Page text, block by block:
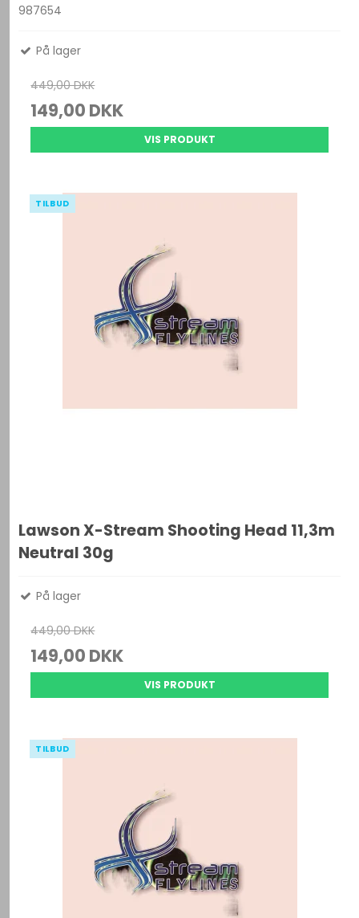
987654
På lager
449,00 DKK
149,00 DKK
VIS PRODUKT
TILBUD
Lawson X-Stream Shooting Head 11,3m
Neutral 30g
På lager
449,00 DKK
149,00 DKK
VIS PRODUKT
TILBUD